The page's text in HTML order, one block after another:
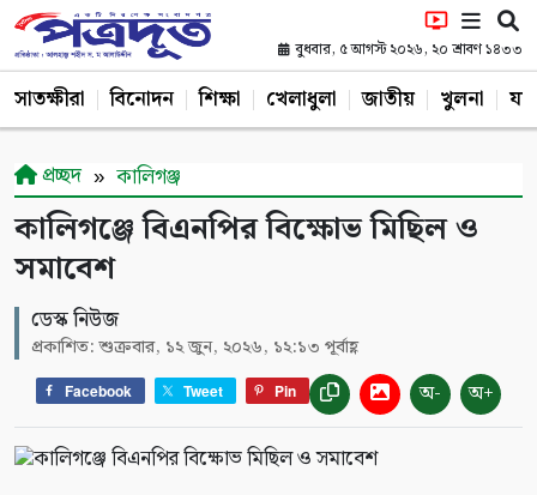
বুধবার, ৫ আগস্ট ২০২৬, ২০ শ্রাবণ ১৪৩৩
সাতক্ষীরা বিনোদন শিক্ষা খেলাধুলা জাতীয় খুলনা
প্রচ্ছদ কালিগঞ্জ
কালিগঞ্জে বিএনপির বিক্ষোভ মিছিল ও
সমাবেশ
ডেস্ক নিউজ
প্রকাশিত: শুক্রবার, ১২ জুন, ২০২৬, ১২:১৩ পূর্বাহ্ণ
Facebook Tweet Pin অ- অ+